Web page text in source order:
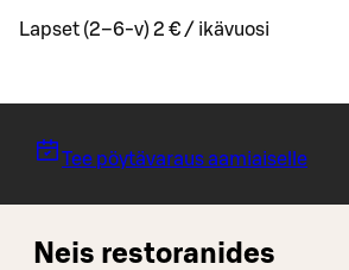
Lapset (2–6-v) 2 € / ikävuosi
Tee pöytävaraus aamiaiselle
Neis restoranides